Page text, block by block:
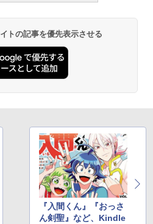
トの記事を優先表示させる
『入間くん』『おっさ
ん剣聖』など、Kindle